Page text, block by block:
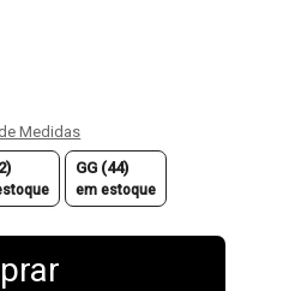
Medidas
GG (44)
em estoque